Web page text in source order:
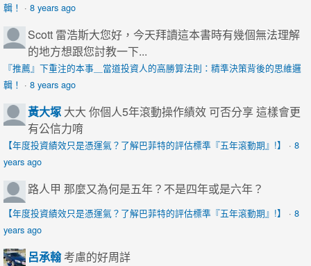
輯！ · 8 years ago
Scott 雷浩斯大您好，今天拜讀這本書時有幾個無法理解
的地方想跟您討教一下...
『推薦』下重注的本事＿當道投資人的高勝算法則：精準決策背後的思維邏
輯！ · 8 years ago
黃大塚 大大 你個人5年滾動操作績效 可否分享 這樣會更
有公信力唷
【年度投資績效只是憑運氣？了解巴菲特的評估標準『五年滾動期』!】 · 8
years ago
路人甲 那麼又為何是五年？不是四年或是六年？
【年度投資績效只是憑運氣？了解巴菲特的評估標準『五年滾動期』!】 · 8
years ago
呂承翰考慮的好周詳